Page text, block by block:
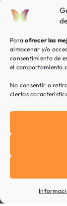
Paraofrecer las
almacenar y/o
consentimiento de
el comportamiento
No consentir o
ciertas